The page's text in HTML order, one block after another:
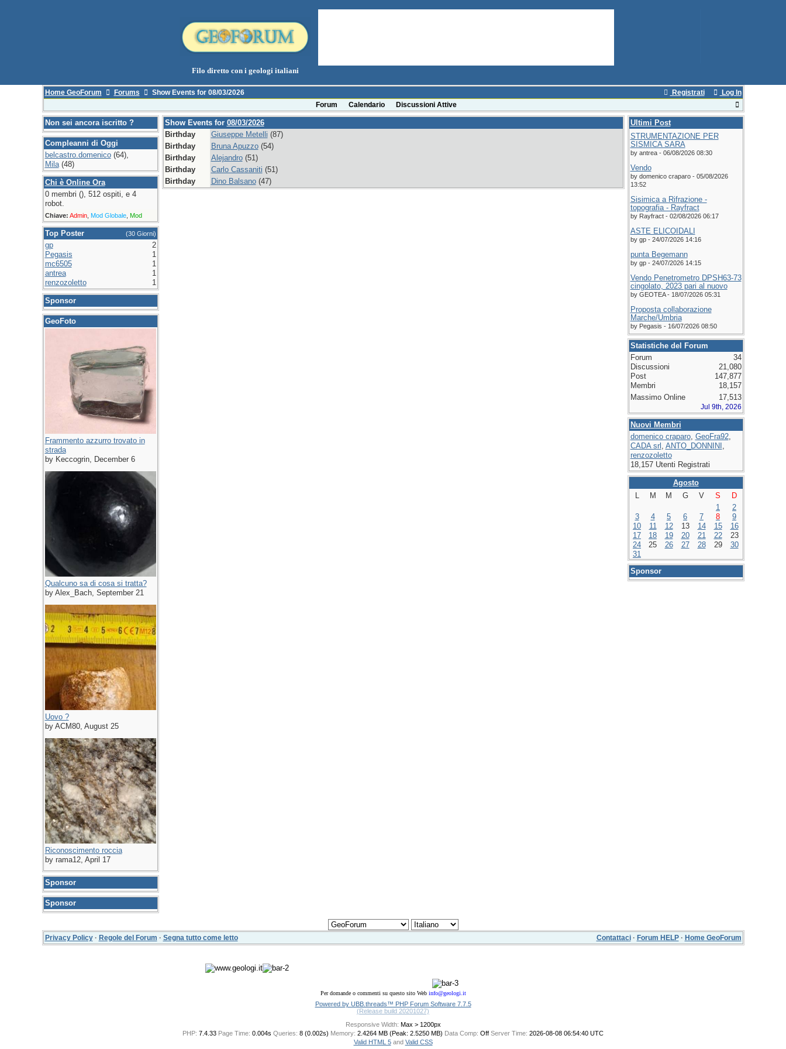
Filo diretto con i geologi italiani
Registrati Log In
Home GeoForum Forums
Show Events for 08/03/2026
Forum
Calendario Discussioni Attive
Non sei ancora iscritto ?
Compleanni di Oggi
belcastro.domenico(64),
Mila(48)
Chi è Online Ora
0 membri (), 512 ospiti, e 4
robot.
Chiave: Admin, Mod Globale, Mod
Top Poster (30 Giorni)
gp
2
Pegasis
1
mc6505
1
antrea
1
renzozoletto
1
Sponsor
GeoFoto
Frammento azzurro trovato in
strada
by Keccogrin, December 6
Qualcuno sa di cosa si tratta?
by Alex_Bach, September 21
Uovo ?
by ACM80, August 25
Riconoscimento roccia
by rama12, April 17
Sponsor
Sponsor
Show Events for 08/03/2026
Birthday
Giuseppe Metelli (87)
Birthday
Bruna Apuzzo(54)
Birthday
Alejandro(51)
Birthday
Carlo Cassaniti (51)
Birthday
Dino Balsano(47)
Ultimi Post
STRUMENTAZIONE PER
SISMICA SARA
by antrea - 06/08/2026 08:30
Vendo
by domenico craparo - 05/08/2026
13:52
Sisimica a Rifrazione -
topografia - Rayfract
by Rayfract - 02/08/2026 06:17
ASTE ELICOIDALI
by gp - 24/07/2026 14:16
punta Begemann
by gp - 24/07/2026 14:15
Vendo Penetrometro DPSH63-73
cingolato, 2023 pari al nuovo
by GEOTEA - 18/07/2026 05:31
Proposta collaborazione
Marche/Umbria
by Pegasis - 16/07/2026 08:50
Statistiche del Forum
Forum
34
Discussioni
21,080
Post
147,877
Membri
18,157
Massimo Online
17,513
Jul 9th, 2026
Nuovi Membri
domenico craparo, GeoFra92,
CADA srl , ANTO_DONNINI ,
renzozoletto
18,157 Utenti Registrati
Agosto
L
M M G V S
D
1
2
3
4 5 6 7 8
9
10
11 12 13 14 15
16
17
18 19 20 21 22
23
24
25 26 27 28 29
30
31
Sponsor
Privacy Policy· Regole del Forum · Segna tutto come letto Contattaci· Forum HELP· Home GeoForum
Per domande o commenti su questo sito Web info@geologi.it
Powered by UBB.threads™ PHP Forum Software 7.7.5
(Release build 20201027)
Responsive Width:
PHP: 7.4.33 Page Time: 0.004s Queries: 8 (0.002s) Memory: 2.4264 MB (Peak: 2.5250 MB) Data Comp: Off Server Time: 2026-08-08 06:54:40 UTC
Valid HTML 5 and Valid CSS